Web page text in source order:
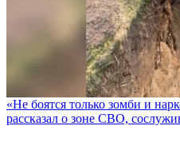
«Не боятся только зомби и
рассказал о зоне СВО,